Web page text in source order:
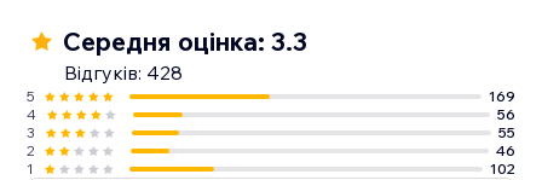
Середня оцінка: 3.3
Відгуків: 428
5
169
4
56
3
55
2
46
1
102